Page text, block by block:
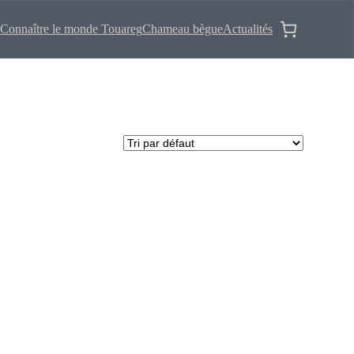
Connaître le monde TouaregChameau bègueActualités